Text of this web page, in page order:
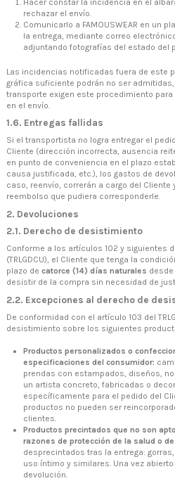
rechazar el envío.
Comunicarlo a FAMOUSWEAR en un
la entrega, mediante correo
adjuntando fotografías del estado del
Las incidencias notificadas fuera de este
gráfica suficiente podrán no ser
transporte exigen este procedimiento
en el envío.
1.6. Entregas fallidas
Si el transportista no logra entregar el
Cliente (dirección incorrecta, ausencia
en punto de conveniencia en el plazo
causa justificada, etc.), los gastos de
caso, reenvío, correrán a cargo del
reembolso que pudiera corresponderle.
2. Devoluciones
2.1. Derecho de desistimiento
Conforme a los artículos 102 y siguientes
(TRLGDCU), el Cliente que tenga la
plazo de catorce (14) días naturales
desistir de la compra sin necesidad de
2.2. Excepciones al derecho de
De conformidad con el artículo 103 del
desistimiento sobre los siguientes
Productos personalizados o
especificaciones del consumidor:
prendas con estampados, diseños,
un artista concreto, fabricadas o
específicamente para el pedido del
productos no pueden ser
clientes.
Productos precintados que no son
razones de protección de la salud o
desprecintados tras la entrega:
uso íntimo y similares. Una vez
devolución.